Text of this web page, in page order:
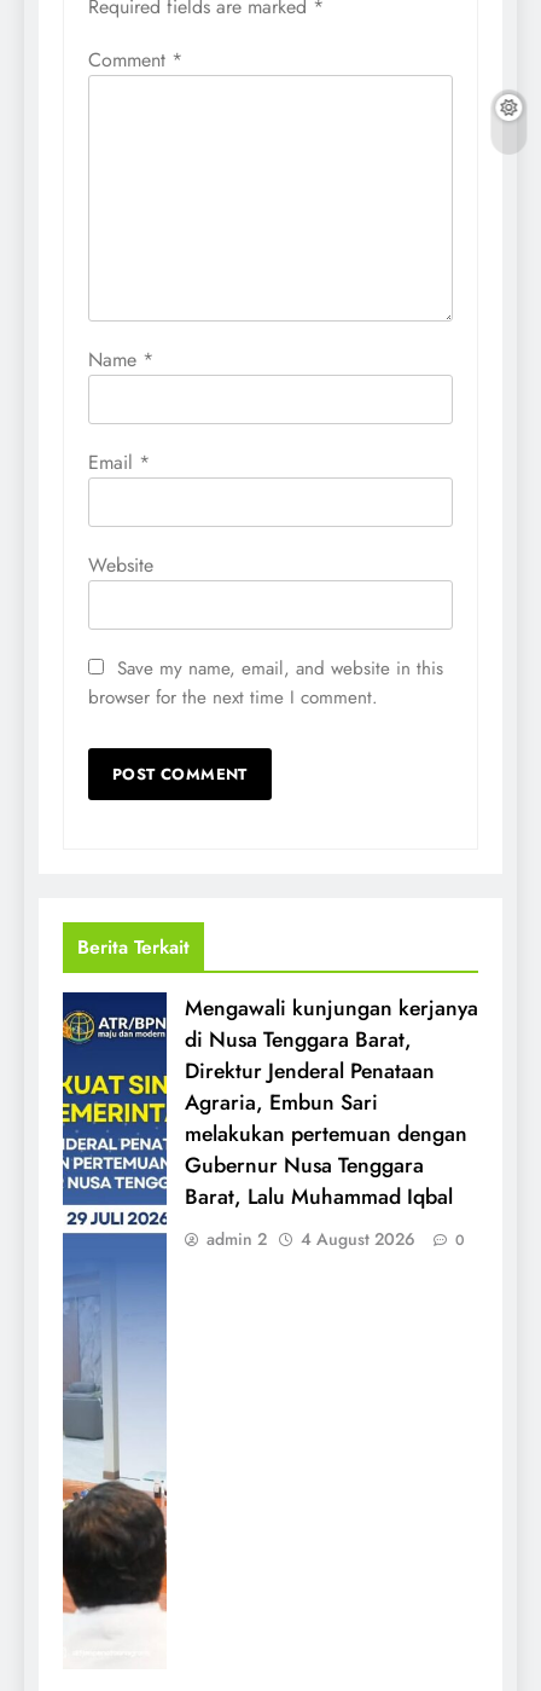
Required fields are marked *
Comment *
Name *
Email *
Website
Save my name, email, and website in this
browser for the next time I comment.
Berita Terkait
Mengawali kunjungan kerjanya
di Nusa Tenggara Barat,
Direktur Jenderal Penataan
Agraria, Embun Sari
melakukan pertemuan dengan
Gubernur Nusa Tenggara
Barat, Lalu Muhammad Iqbal
admin 2 4 August 2026 0